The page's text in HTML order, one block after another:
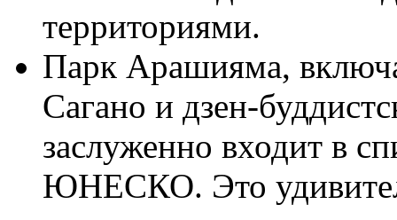
территориями.
Парк Арашияма,
Сагано и дзен-
заслуженно входит в
ЮНЕСКО. Это